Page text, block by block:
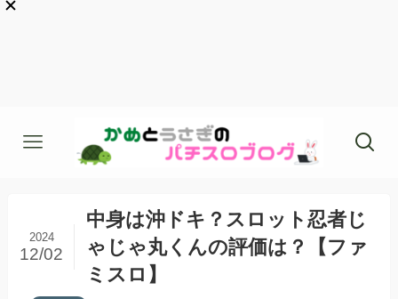
中身は沖ドキ？スロット忍者じ
ゃじゃ丸くんの評価は？【ファ
ミスロ】
2024
12/02